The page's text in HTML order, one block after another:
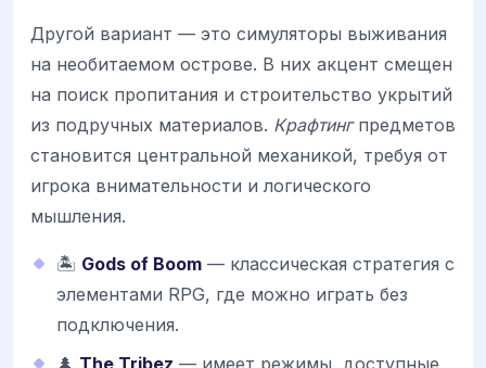
Другой вариант — это симуляторы выживания
на необитаемом острове. В них акцент смещен
на поиск пропитания и строительство укрытий
из подручных материалов. Крафтингпредметов
становится центральной механикой, требуя от
игрока внимательности и логического
мышления.
🏝️ Gods of Boom — классическая стратегия с
элементами RPG, где можно играть без
подключения.